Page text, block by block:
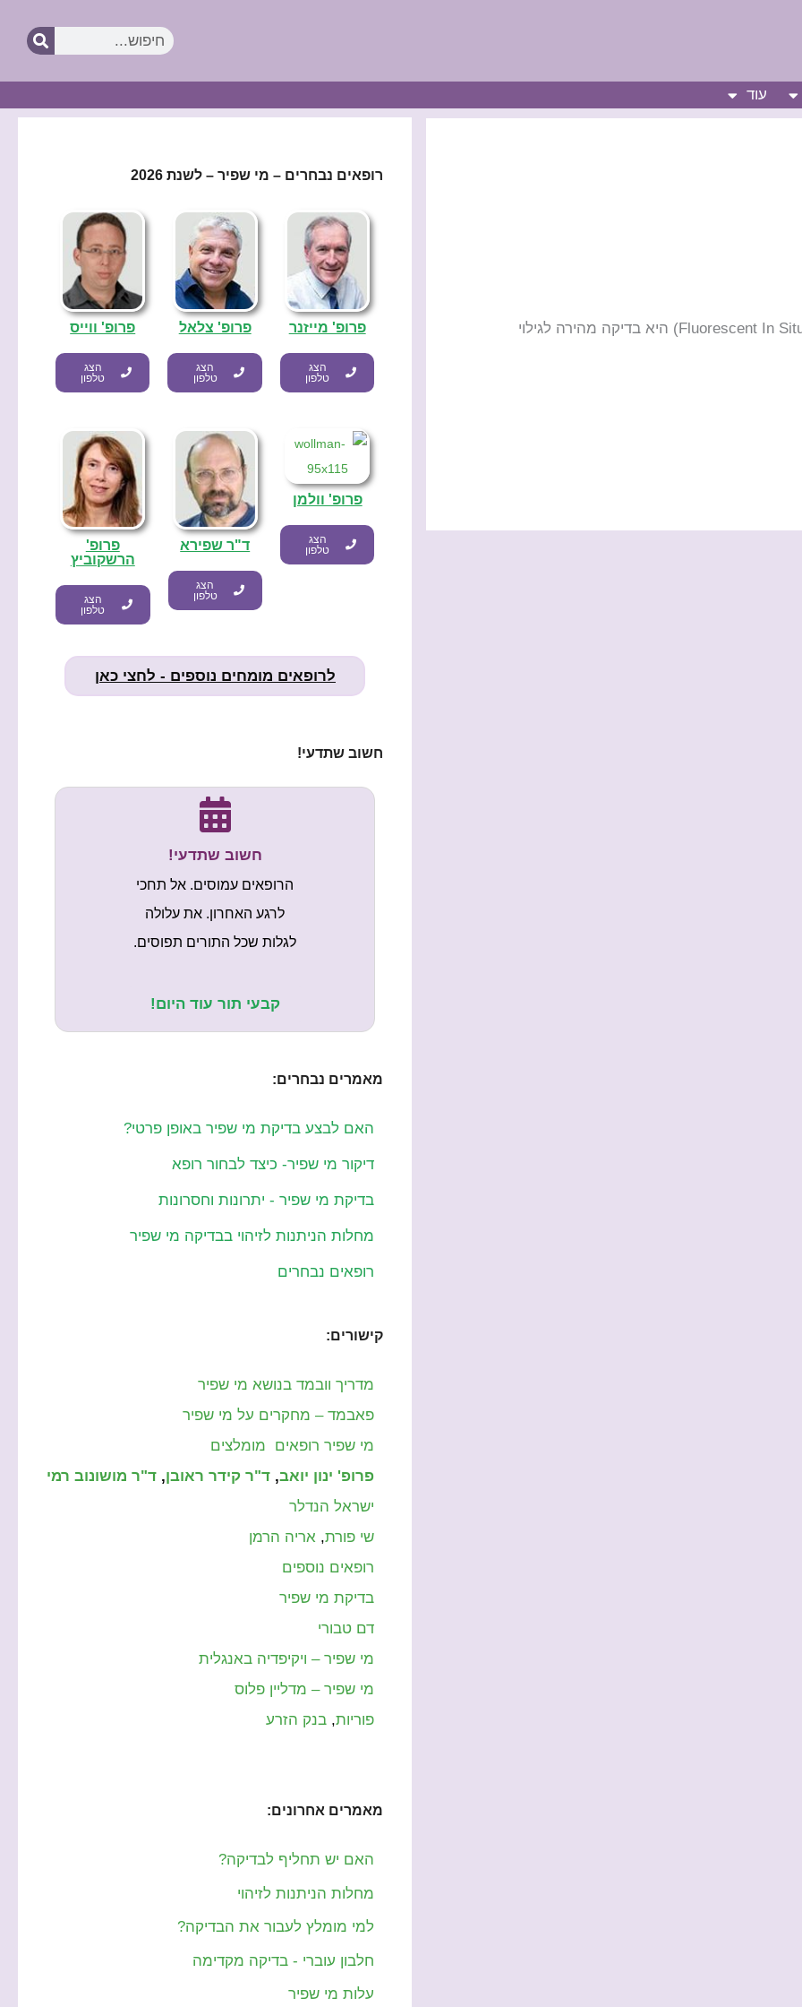
עוד
בדיקת פיש – FISH בדיקת פיש – Fluorescent In Situ Hybridization) FISH) היא בדיקה מהירה לגילוי
רופאים נבחרים – מי שפיר – לשנת 2026
פרופ' מייזנר
הצג
טלפון
פרופ' צלאל
הצג
טלפון
פרופ' ווייס
הצג
טלפון
פרופ' וולמן
הצג
טלפון
ד"ר שפירא
הצג
טלפון
פרופ'
הרשקוביץ
הצג
טלפון
לרופאים מומחים נוספים - לחצי כאן
חשוב שתדעי!
חשוב שתדעי!
הרופאים עמוסים. אל תחכי
לרגע האחרון. את עלולה
לגלות שכל התורים תפוסים.
קבעי תור עוד היום!
מאמרים נבחרים:
האם לבצע בדיקת מי שפיר באופן פרטי?
דיקור מי שפיר- כיצד לבחור רופא
בדיקת מי שפיר - יתרונות וחסרונות
מחלות הניתנות לזיהוי בבדיקה מי שפיר
רופאים נבחרים
קישורים:
מדריך וובמד בנושא מי שפיר
פאבמד – מחקרים על מי שפיר
מי שפיר רופאים מומלצים
פרופ' ינון יואב, ד"ר קידר ראובן, ד"ר מושונוב רמי
ישראל הנדלר
שי פורת, אריה הרמן
רופאים נוספים
בדיקת מי שפיר
דם טבורי
מי שפיר – ויקיפדיה באנגלית
מי שפיר – מדליין פלוס
פוריות, בנק הזרע
מאמרים אחרונים:
האם יש תחליף לבדיקה?
מחלות הניתנות לזיהוי
למי מומלץ לעבור את הבדיקה?
חלבון עוברי - בדיקה מקדימה
עלות מי שפיר